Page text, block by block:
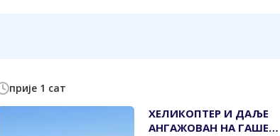
прије 1 сат
ХЕЛИКОПТЕР И ДАЉЕ
АНГАЖОВАН НА ГАШЕЊУ